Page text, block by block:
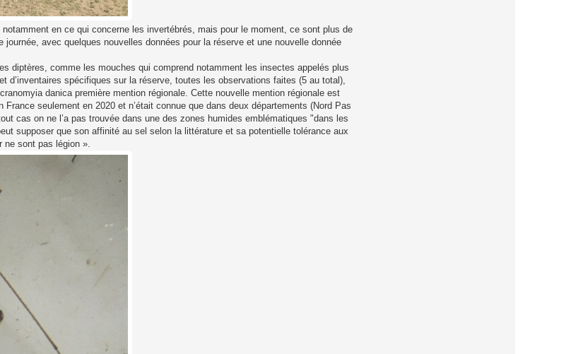
en ce qui concerne les invertébrés, mais pour le moment, ce sont plus de
avec quelques nouvelles données pour la réserve et une nouvelle donnée
diptères, comme les mouches qui comprend notamment les insectes appelés plus
d’inventaires spécifiques sur la réserve, toutes les observations faites (5 au total),
danica première mention régionale. Cette nouvelle mention régionale est
seulement en 2020 et n’était connue que dans deux départements (Nord Pas
cas on ne l’a pas trouvée dans une des zones humides emblématiques "dans les
supposer que son affinité au sel selon la littérature et sa potentielle tolérance aux
ne sont pas légion ».